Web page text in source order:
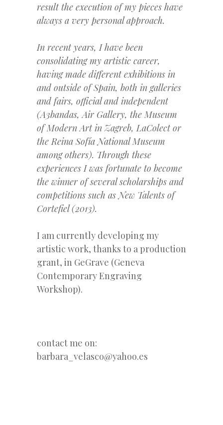
result the execution of my pieces have
always a very personal approach.
In recent years, I have been
consolidating my artistic career,
having made different exhibitions in
and outside of Spain, both in galleries
and fairs, official and independent
(A3bandas, Air Gallery, the Museum
of Modern Art in Zagreb, LaColect or
the Reina Sofía National Museum
among others). Through these
experiences I was fortunate to become
the winner of several scholarships and
competitions such as New Talents of
Cortefiel (2013).
I am currently developing my
artistic work, thanks to a production
grant, in GeGrave (Geneva
Contemporary Engraving
Workshop).
contact me on:
barbara_velasco@yahoo.es